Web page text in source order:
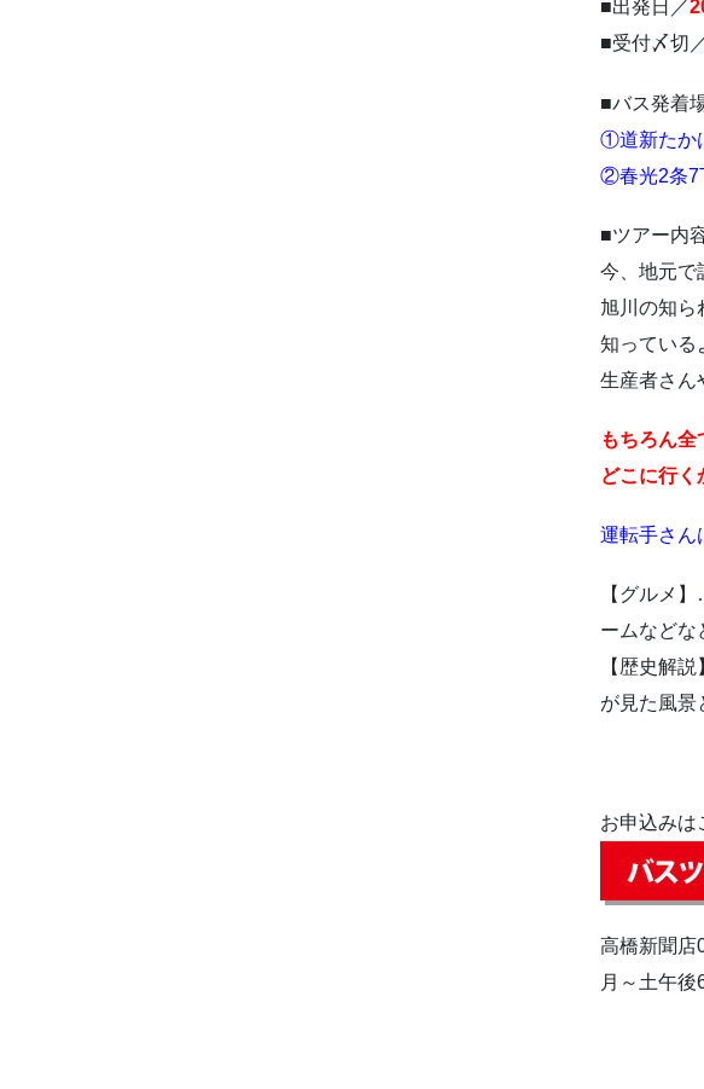
■出発日／
■受付〆切
■バス発着
①道新たか
②春光2条
■ツアー内
今、地元で
旭川の知ら
知っている
生産者さん
もちろん全
どこに行く
運転手さん
【グルメ
ームなどな
【歴史解
が見た風景
お申込みは
高橋新聞店
月～土午